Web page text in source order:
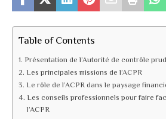
Table of Contents
Présentation de l’Autorité de contrôle
Les principales missions de l’ACPR
Le rôle de l’ACPR dans le paysage
Les conseils professionnels pour faire
l’ACPR